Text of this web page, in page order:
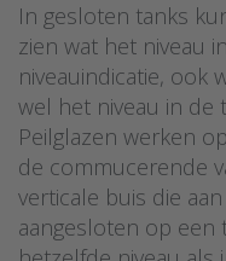
In gesloten tanks
zien wat het niveau
niveauindicatie, ook
wel het niveau in de
Peilglazen werken
de commucerende
verticale buis die
aangesloten op een